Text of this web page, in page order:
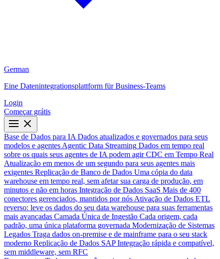
German
Eine Datenintegrationsplattform für Business-Teams
Login
Começar grátis
Base de Dados para IA Dados atualizados e governados para seus
modelos e agentes Agentic Data Streaming Dados em tempo real
sobre os quais seus agentes de IA podem agir CDC em Tempo Real
Atualização em menos de um segundo para seus agentes mais
exigentes Replicação de Banco de Dados Uma cópia do data
warehouse em tempo real, sem afetar sua carga de produção, em
minutos e não em horas Integração de Dados SaaS Mais de 400
conectores gerenciados, mantidos por nós Ativação de Dados ETL
reverso: leve os dados do seu data warehouse para suas ferramentas
mais avançadas Camada Única de Ingestão Cada origem, cada
padrão, uma única plataforma governada Modernização de Sistemas
Legados Traga dados on-premise e de mainframe para o seu stack
moderno Replicação de Dados SAP Integração rápida e compatível,
sem middleware, sem RFC